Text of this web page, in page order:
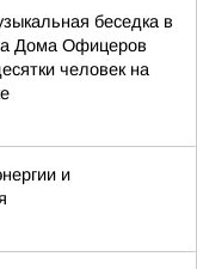
беседка в
Дома Офицеров
человек на
и